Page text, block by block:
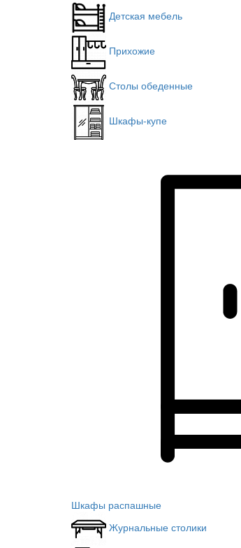
Детская мебель
Прихожие
Столы обеденные
Шкафы-купе
Шкафы распашные
Журнальные столики